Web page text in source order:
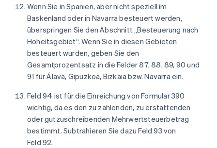
Wenn Sie in Spanien, aber nicht speziell im
Baskenland oder in Navarra besteuert werden,
überspringen Sie den Abschnitt „Besteuerung nach
Hoheitsgebiet“. Wenn Sie in diesen Gebieten
besteuert wurden, geben Sie den
Gesamtprozentsatz in die Felder 87, 88, 89, 90 und
91 für Álava, Gipuzkoa, Bizkaia bzw. Navarra ein.
Feld 94 ist für die Einreichung von Formular 390
wichtig, da es den zu zahlenden, zu erstattenden
oder gutzuschreibenden Mehrwertsteuerbetrag
bestimmt. Subtrahieren Sie dazu Feld 93 von
Feld 92.